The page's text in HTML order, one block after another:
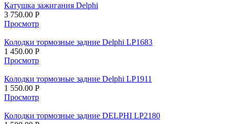
Катушка зажигания Delphi
3 750.00 Р
Просмотр
Колодки тормозные задние Delphi LP1683
1 450.00 Р
Просмотр
Колодки тормозные задние Delphi LP1911
1 550.00 Р
Просмотр
Колодки тормозные задние DELPHI LP2180